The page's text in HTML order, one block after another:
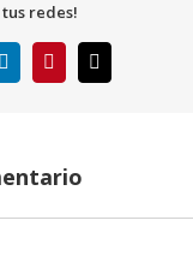
tus redes!
LinkedInPinterest
electrónico